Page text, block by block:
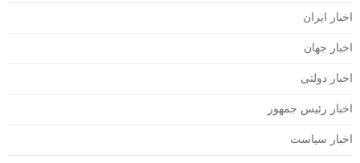
اخبار ایران
اخبار جهان
اخبار دولتی
اخبار رئیس جمهور
اخبار سیاست